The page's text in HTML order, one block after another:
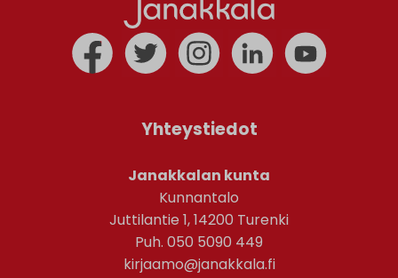
Yhteystiedot
Janakkalan kunta
Kunnantalo
Juttilantie 1, 14200 Turenki
Puh. 050 5090 449
kirjaamo@janakkala.fi